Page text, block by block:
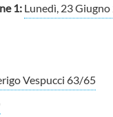
1: Lunedì, 23
Vespucci 63/65